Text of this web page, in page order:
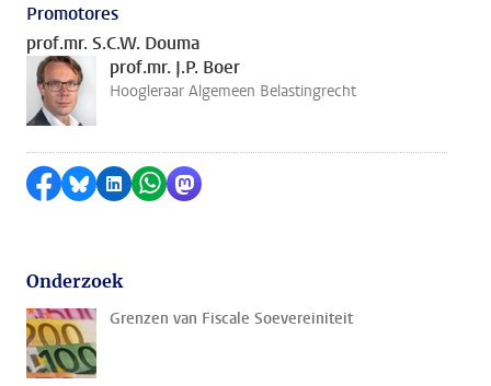
Promotores
prof.mr. S.C.W. Douma
prof.mr. J.P. Boer
Hoogleraar Algemeen Belastingrecht
Delen op Facebook
Delen via Bluesky
Delen op LinkedIn
Delen via WhatsApp
Delen via Mastodon
Onderzoek
Grenzen van Fiscale Soevereiniteit